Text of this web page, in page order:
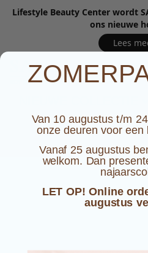
Lifestyle Beauty Center wordt
ons nieuwe
Lees
Van 10 augustus t/m
onze deuren voor een
Vanaf 25 augustus
welkom. Dan
LET OP! Online
augustus